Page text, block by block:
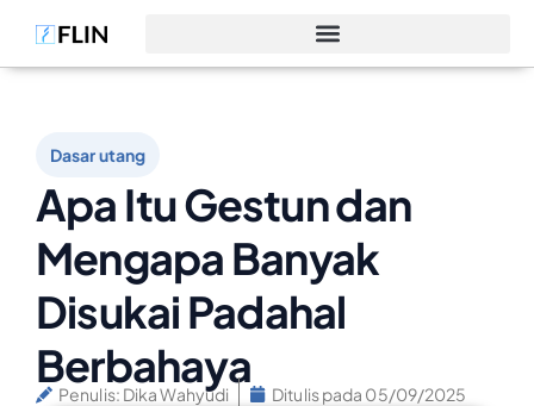
Dasar utang
Apa Itu Gestun dan
Mengapa Banyak
Disukai Padahal
Berbahaya
Penulis: Dika Wahyudi Ditulis pada 05/09/2025